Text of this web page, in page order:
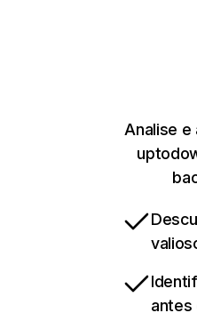
Analise e
antes